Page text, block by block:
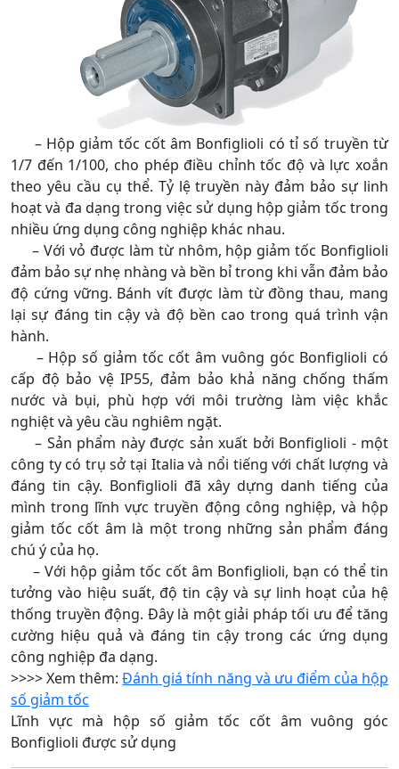
– Hộp giảm tốc cốt âm Bonfiglioli có tỉ số truyền từ
1/7 đến 1/100, cho phép điều chỉnh tốc độ và lực xoắn
theo yêu cầu cụ thể. Tỷ lệ truyền này đảm bảo sự linh
hoạt và đa dạng trong việc sử dụng hộp giảm tốc trong
nhiều ứng dụng công nghiệp khác nhau.
– Với vỏ được làm từ nhôm, hộp giảm tốc Bonfiglioli
đảm bảo sự nhẹ nhàng và bền bỉ trong khi vẫn đảm bảo
độ cứng vững. Bánh vít được làm từ đồng thau, mang
lại sự đáng tin cậy và độ bền cao trong quá trình vận
hành.
– Hộp số giảm tốc cốt âm vuông góc Bonfiglioli có
cấp độ bảo vệ IP55, đảm bảo khả năng chống thấm
nước và bụi, phù hợp với môi trường làm việc khắc
nghiệt và yêu cầu nghiêm ngặt.
– Sản phẩm này được sản xuất bởi Bonfiglioli - một
công ty có trụ sở tại Italia và nổi tiếng với chất lượng và
đáng tin cậy. Bonfiglioli đã xây dựng danh tiếng của
mình trong lĩnh vực truyền động công nghiệp, và hộp
giảm tốc cốt âm là một trong những sản phẩm đáng
chú ý của họ.
– Với hộp giảm tốc cốt âm Bonfiglioli, bạn có thể tin
tưởng vào hiệu suất, độ tin cậy và sự linh hoạt của hệ
thống truyền động. Đây là một giải pháp tối ưu để tăng
cường hiệu quả và đáng tin cậy trong các ứng dụng
công nghiệp đa dạng.
>>>> Xem thêm:Đánh giá tính năng và ưu điểm của hộp
số giảm tốc
Lĩnh vực mà hộp số giảm tốc cốt âm vuông góc
Bonfiglioli được sử dụng